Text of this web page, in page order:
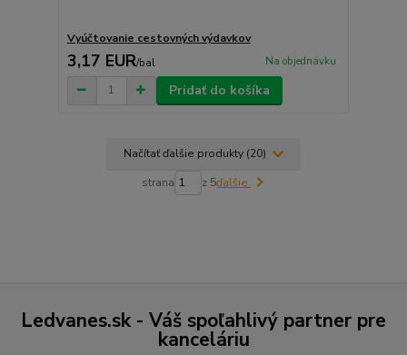
Vyúčtovanie cestovných výdavkov
3,17 EUR/bal Na objednávku
Pridať do košíka
Načítať ďalšie produkty (20)
strana z 5ďalšie
Ledvanes.sk - Váš spoľahlivý partner pre
kanceláriu